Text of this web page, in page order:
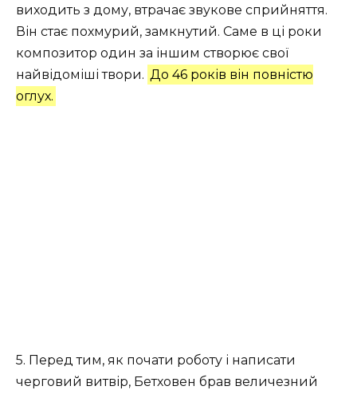
виходить з дому, втрачає звукове сприйняття.
Він стає похмурий, замкнутий. Саме в ці роки
композитор один за іншим створює свої
найвідоміші твори. До 46 років він повністю
оглух.
5. Перед тим, як почати роботу і написати
черговий витвір, Бетховен брав величезний